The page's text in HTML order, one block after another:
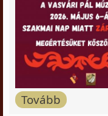
Tovább